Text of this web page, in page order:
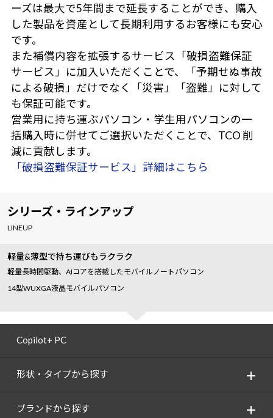
ーズは最大で5年間まで延長することができ、購入
した製品を資産として長期利用するお客様にも安心
です。
また補償内容を拡張するサービス「破損盗難保証
サービス」に加入いただくことで、「予期せぬ事故
による破損」だけでなく「災害」「盗難」に対して
も保証可能です。
営業用に持ち運ぶパソコン・学生用パソコンの一
括購入時に併せてご選択いただくことで、TCO 削
減に貢献します。
「破損盗難保証サービス」詳細はこちら
シリーズ・ラインアップ
LINEUP
軽量&薄型で持ち運びもラクラク
軽量長時間駆動、AIコアを搭載したモバイルノートパソコン
14型WUXGA液晶モバイルパソコン
Copilot+ PC
形状・タイプから探す
ブランドから探す